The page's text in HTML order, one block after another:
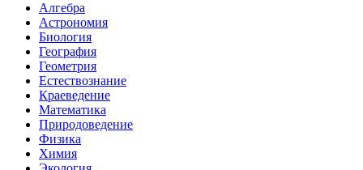
Алгебра
Астрономия
Биология
География
Геометрия
Естествознание
Краеведение
Математика
Природоведение
Физика
Химия